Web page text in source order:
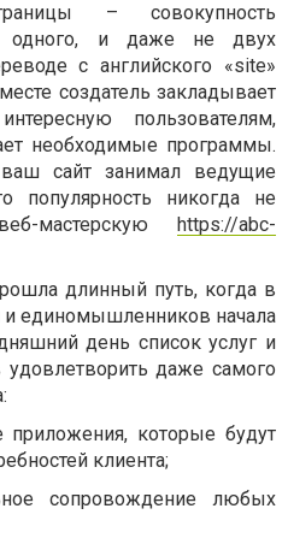
– совокупность
одного, и даже не двух
с английского «site»
создатель закладывает
пользователям,
необходимые программы.
сайт занимал ведущие
популярность никогда не
мастерскую https://abc-
длинный путь, когда в
и единомышленников начала
день список услуг и
даже самого
которые будут
клиента;
сопровождение любых